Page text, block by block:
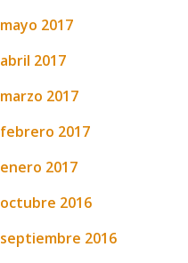
mayo 2017
abril 2017
marzo 2017
febrero 2017
enero 2017
octubre 2016
septiembre 2016